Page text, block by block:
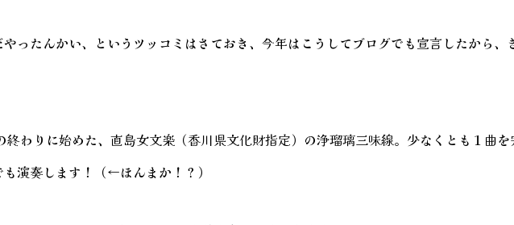
ったんかい、というツッコミはさておき、今年はこうしてブログでも宣言したから、
終わりに始めた、直島女文楽（香川県文化財指定）の浄瑠璃三味線。少なくとも１曲
演奏します！（←ほんまか！？）